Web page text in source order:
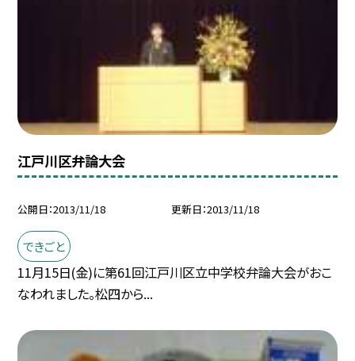
江戸川区弁論大会
公開日 2013/11/18 更新日 2013/11/18
できごと
11月15日(金)に第61回江戸川区立中学校弁論大会がおこ
なわれました。松四から...